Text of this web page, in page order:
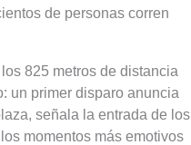
de personas corren
825 metros de distancia
un primer disparo anuncia
señala la entrada de los
momentos más emotivos